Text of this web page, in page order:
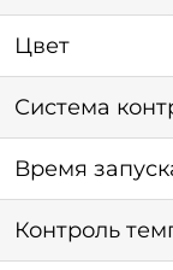
Цвет
Система
Время
Контроль